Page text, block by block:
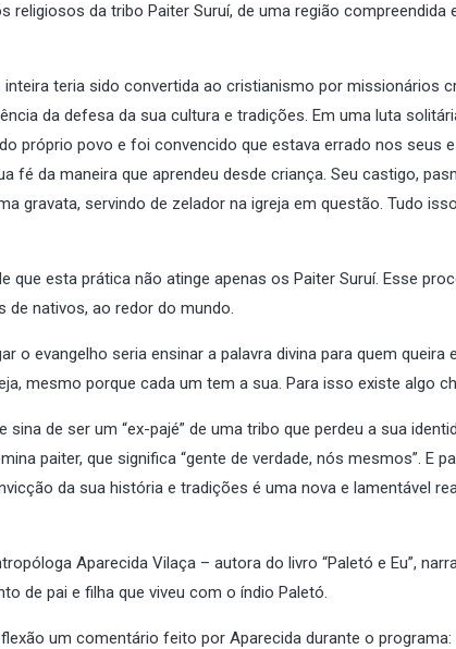
religiosos da tribo Paiter Suruí, de uma região compreendida
inteira teria sido convertida ao cristianismo por missionários
da defesa da sua cultura e tradições. Em uma luta
próprio povo e foi convencido que estava errado nos seus
fé da maneira que aprendeu desde criança. Seu castigo,
gravata, servindo de zelador na igreja em questão. Tudo
que esta prática não atinge apenas os Paiter Suruí. Esse
nativos, ao redor do mundo.
o evangelho seria ensinar a palavra divina para quem
mesmo porque cada um tem a sua. Para isso existe algo
sina de ser um “ex-pajé” de uma tribo que perdeu a sua
paiter, que significa “gente de verdade, nós mesmos”. E
da sua história e tradições é uma nova e lamentável
Aparecida Vilaça – autora do livro “Paletó e Eu”,
de pai e filha que viveu com o índio Paletó.
um comentário feito por Aparecida durante o